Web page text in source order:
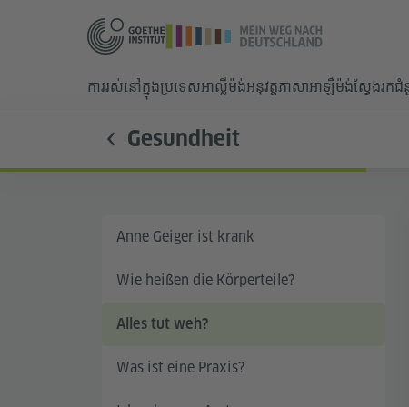
ការរស់នៅក្នុងប្រទេសអាល្លឺម៉ង់អនុវត្តភាសាអាឡឺម៉ង់ស្វែងរក
Gesundheit
Anne Geiger ist krank
Wie heißen die Körperteile?
Alles tut weh?
Was ist eine Praxis?